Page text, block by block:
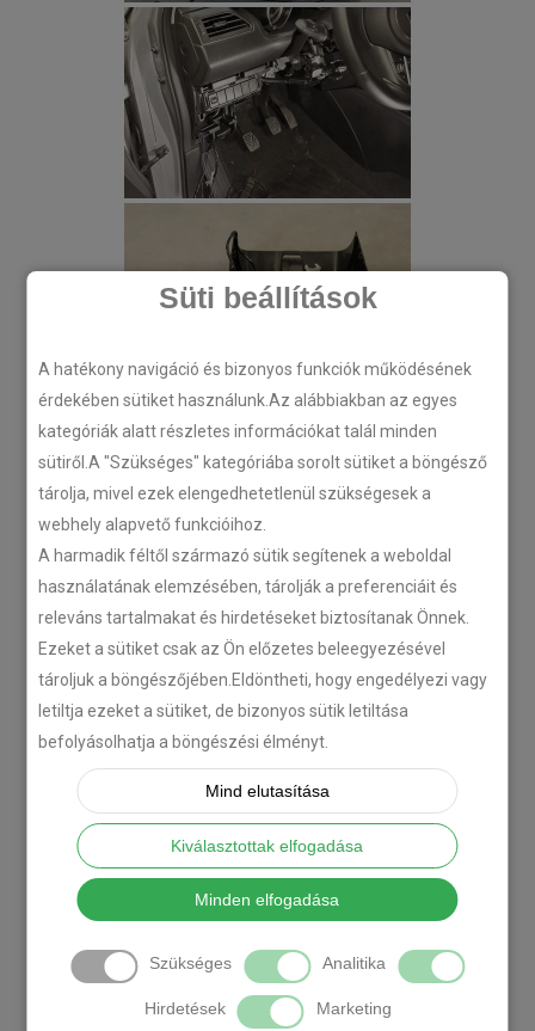
Süti beállítások
A hatékony navigáció és bizonyos funkciók működésének
érdekében sütiket használunk.Az alábbiakban az egyes
kategóriák alatt részletes információkat talál minden
sütiről.A "Szükséges" kategóriába sorolt sütiket a böngésző
tárolja, mivel ezek elengedhetetlenül szükségesek a
webhely alapvető funkcióihoz.
A harmadik féltől származó sütik segítenek a weboldal
használatának elemzésében, tárolják a preferenciáit és
releváns tartalmakat és hirdetéseket biztosítanak Önnek.
Ezeket a sütiket csak az Ön előzetes beleegyezésével
tároljuk a böngészőjében.Eldöntheti, hogy engedélyezi vagy
letiltja ezeket a sütiket, de bizonyos sütik letiltása
befolyásolhatja a böngészési élményt.
Mind elutasítása
Kiválasztottak elfogadása
Minden elfogadása
Szükséges Analitika
Hirdetések Marketing